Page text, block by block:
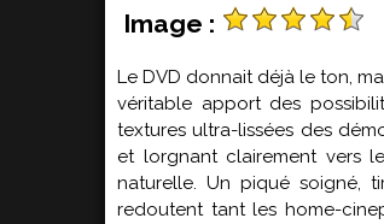
Image :
Le DVD donnait déjà le ton,
véritable apport des
textures ultra-lissées des
et lorgnant clairement vers
naturelle. Un piqué soigné,
redoutent tant les home-